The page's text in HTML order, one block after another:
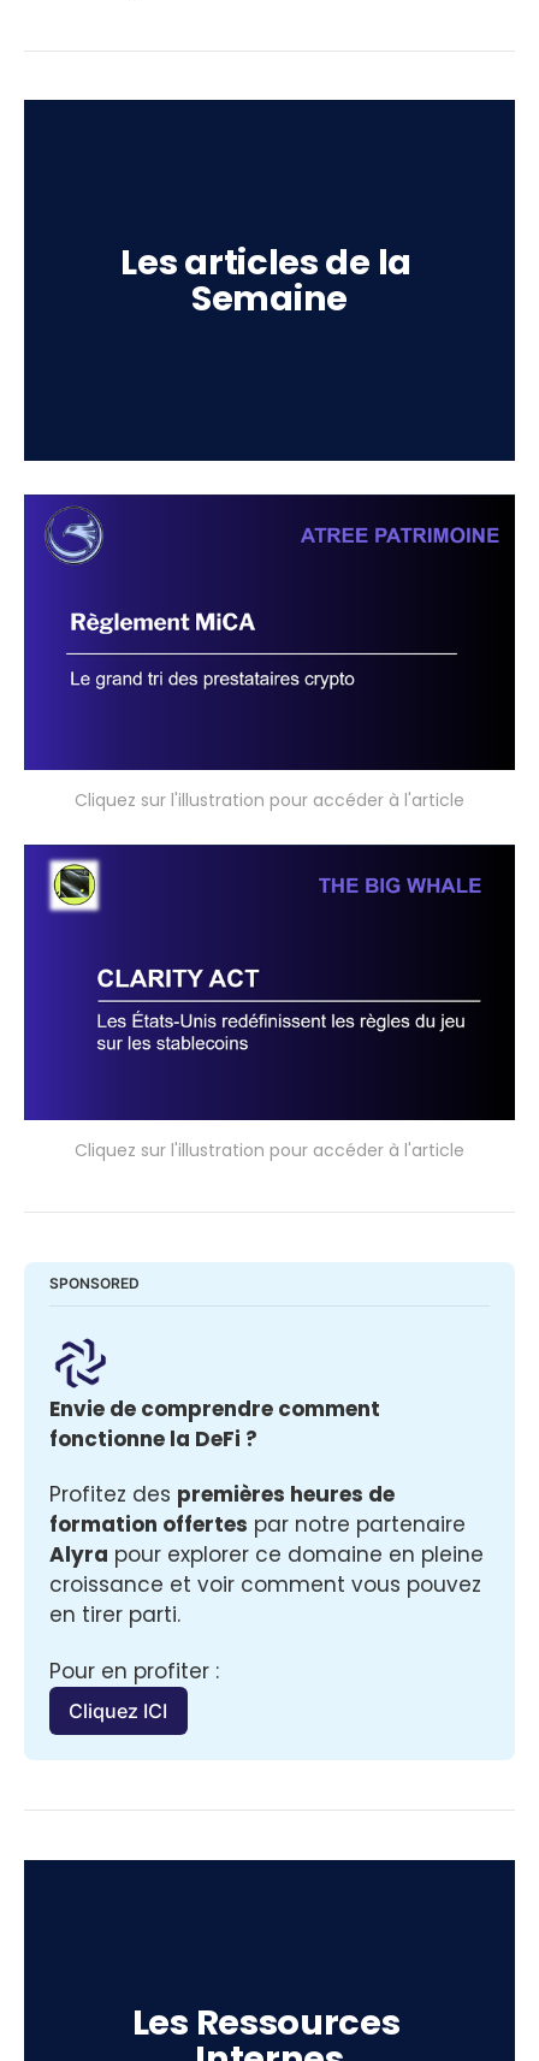
Les articles de la
Semaine
Cliquez sur l'illustration pour accéder à l'article
Cliquez sur l'illustration pour accéder à l'article
SPONSORED
Envie de comprendre comment
fonctionne la DeFi ?
Profitez des premières heures de
formation offertes
Alyra pour explorer ce domaine en pleine
croissance et voir comment vous pouvez
en tirer parti.
Pour en profiter :
Cliquez ICI
Les Ressources